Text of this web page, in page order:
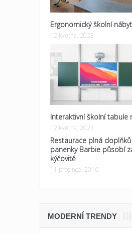
Ergonomický školní
12 května, 2023
Interaktivní školní tabule
12 května, 2023
Restaurace plná
panenky Barbie působí
kýčovitě
11 prosince, 2016
MODERNÍ TRENDY